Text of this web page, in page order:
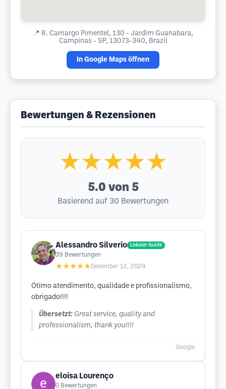
📍 R. Camargo Pimentel, 130 - Jardim Guanabara,
Campinas - SP, 13073-340, Brazil
In Google Maps öffnen
Bewertungen & Rezensionen
★★★★★
5.0 von 5
Basierend auf 30 Bewertungen
Alessandro Silverio Lokaler Guide
39 Bewertungen
★★★★★ December 12, 2024
Ótimo atendimento, qualidade e profissionalismo,
obrigado!!!!
Übersetzt: Great service, quality and
professionalism, thank you!!!!
Google
eloisa Lourenço
0 Bewertungen